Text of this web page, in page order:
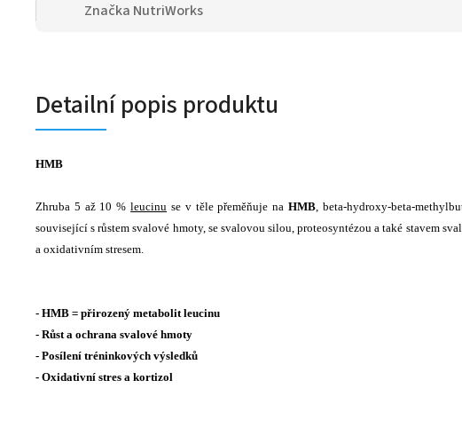
Značka NutriWorks
Detailní popis produktu
HMB
Zhruba 5 až 10 %leucinu se v těle přeměňuje na HMB, beta-hydroxy-beta-
související s růstem svalové hmoty, se svalovou silou, proteosyntézou a také stavem
a oxidativním stresem.
- HMB = přirozený metabolit leucinu
- Růst a ochrana svalové hmoty
- Posílení tréninkových výsledků
- Oxidativní stres a kortizol